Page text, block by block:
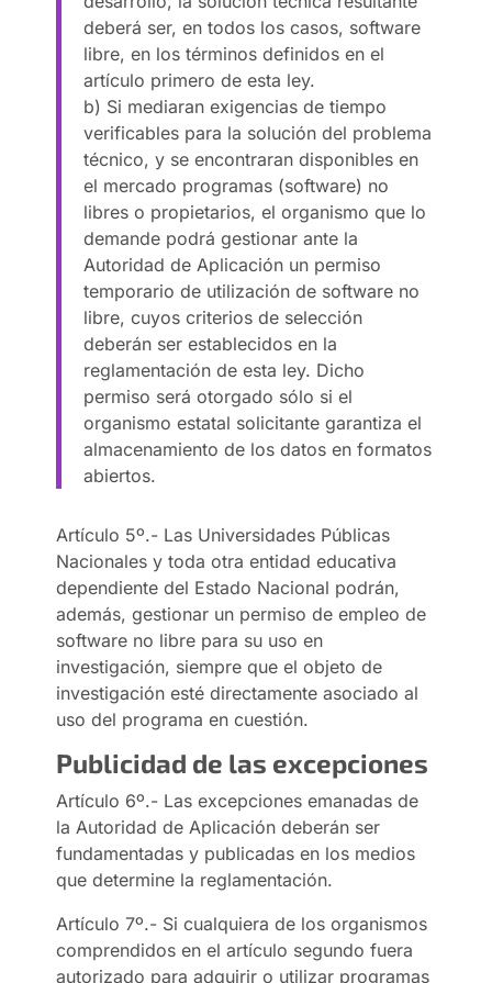
deberá ser, en todos los casos, software
libre, en los términos definidos en el
artículo primero de esta ley.
b) Si mediaran exigencias de tiempo
verificables para la solución del problema
técnico, y se encontraran disponibles en
el mercado programas (software) no
libres o propietarios, el organismo que lo
demande podrá gestionar ante la
Autoridad de Aplicación un permiso
temporario de utilización de software no
libre, cuyos criterios de selección
deberán ser establecidos en la
reglamentación de esta ley. Dicho
permiso será otorgado sólo si el
organismo estatal solicitante garantiza el
almacenamiento de los datos en formatos
abiertos.
Artículo 5º.- Las Universidades Públicas
Nacionales y toda otra entidad educativa
dependiente del Estado Nacional podrán,
además, gestionar un permiso de empleo de
software no libre para su uso en
investigación, siempre que el objeto de
investigación esté directamente asociado al
uso del programa en cuestión.
Publicidad de las excepciones
Artículo 6º.- Las excepciones emanadas de
la Autoridad de Aplicación deberán ser
fundamentadas y publicadas en los medios
que determine la reglamentación.
Artículo 7º.- Si cualquiera de los organismos
comprendidos en el artículo segundo fuera
autorizado para adquirir o utilizar programas